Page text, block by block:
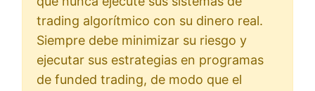
trading algorítmico con su dinero real.
Siempre debe minimizar su riesgo y
ejecutar sus estrategias en programas
de funded trading, de modo que el